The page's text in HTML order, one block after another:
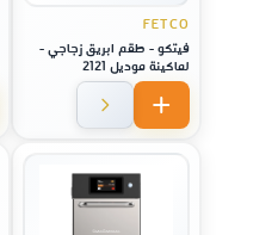
FETCO
فيتكو - طقم ابريق زجاجي -
لماكينة موديل 2121